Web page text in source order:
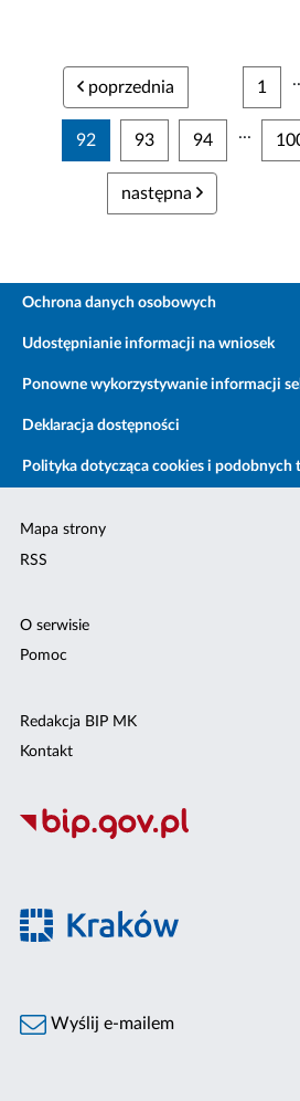
poprzednia 1
92 93 94 ...
następna
Ochrona danych osobowych
Udostępnianie informacji na wniosek
Ponowne wykorzystywanie informacji
Deklaracja dostępności
Polityka dotycząca cookies i podobnych
Mapa strony
RSS
O serwisie
Pomoc
Redakcja BIP MK
Kontakt
Wyślij e-mailem